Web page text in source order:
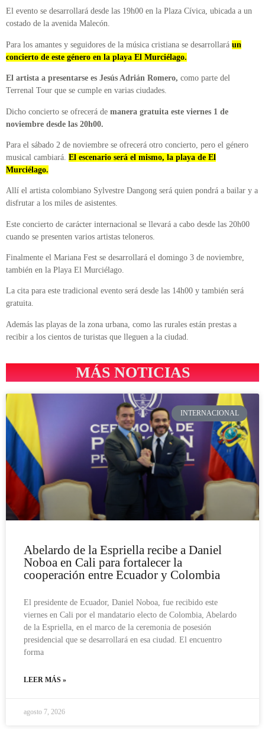
El evento se desarrollará desde las 19h00 en la Plaza Cívica, ubicada a un
costado de la avenida Malecón.
Para los amantes y seguidores de la música cristiana se desarrollará un
concierto de este género en la playa El Murciélago.
El artista a presentarse es Jesús Adrián Romero, como parte del
Terrenal Tour que se cumple en varias ciudades.
Dicho concierto se ofrecerá de manera gratuita este viernes 1 de
noviembre desde las 20h00.
Para el sábado 2 de noviembre se ofrecerá otro concierto, pero el género
musical cambiará. El escenario será el mismo, la playa de El
Murciélago.
Allí el artista colombiano Sylvestre Dangong será quien pondrá a bailar y a
disfrutar a los miles de asistentes.
Este concierto de carácter internacional se llevará a cabo desde las 20h00
cuando se presenten varios artistas teloneros.
Finalmente el Mariana Fest se desarrollará el domingo 3 de noviembre,
también en la Playa El Murciélago.
La cita para este tradicional evento será desde las 14h00 y también será
gratuita.
Además las playas de la zona urbana, como las rurales están prestas a
recibir a los cientos de turistas que lleguen a la ciudad.
MÁS NOTICIAS
INTERNACIONAL
Abelardo de la Espriella recibe a Daniel
Noboa en Cali para fortalecer la
cooperación entre Ecuador y Colombia
El presidente de Ecuador, Daniel Noboa, fue recibido este
viernes en Cali por el mandatario electo de Colombia, Abelardo
de la Espriella, en el marco de la ceremonia de posesión
presidencial que se desarrollará en esa ciudad. El encuentro
forma
LEER MÁS »
agosto 7, 2026